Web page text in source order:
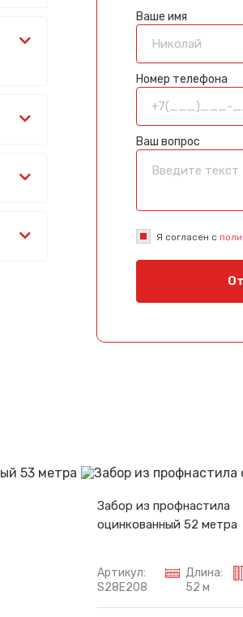
Ваше имя
Номер телефона
Ваш вопрос
Я согласен с
Забор из профнастила
оцинкованный 52 метра
Артикул:
S28E208
Длина:
52 м